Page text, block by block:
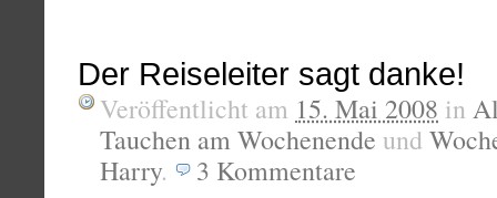
Der Reiseleiter sagt danke!
Veröffentlicht am 15. Mai 2008 in
Tauchen am Wochenende und
Harry. 3 Kommentare